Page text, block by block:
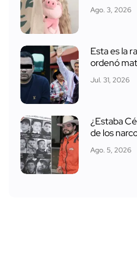
Ago. 3, 2026
Esta es la
ordenó
Jul. 31, 2026
¿Estaba
de los
Ago. 5, 2026